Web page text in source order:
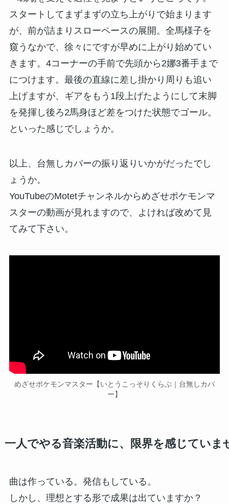
スタートしてまずまずの立ち上がりで始まります
が、前が詰まりスローペースの展開。全馬様子を
窺うなかで、徐々にですが早めに上がり始めてい
きます。4コーナーの手前で先頭から2娜3番手まで
につけます。最後の直線に差し掛かり周りも追い
上げますが、ギアをもう1段上げたようにして末脚
を発揮し後ろ2馬身ほど差をつけた状態でゴール。
といった感じでしょうか。
以上、台無しカバーの振り返りいかがだったでし
ょうか。
YouTubeのMotetチャンネルからめざせポケモンマ
スターの動画が見れますので、よければ改めて見
てみて下さい。
めざせポケモンマスター【いとうこっそりくらぶ｜台無しカバ
ー】
一人でやる音楽活動に、限界を感じていま
曲は作っている。発信もしている。
しかし、理想とする形で成果は出ていますか？